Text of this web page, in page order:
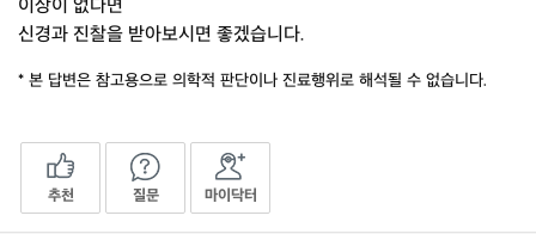
이상이 없다면
신경과 진찰을 받아보시면 좋겠습니다.
* 본 답변은 참고용으로 의학적 판단이나 진료행위로 해석될 수 없습니다.
추천 질문 마이닥터